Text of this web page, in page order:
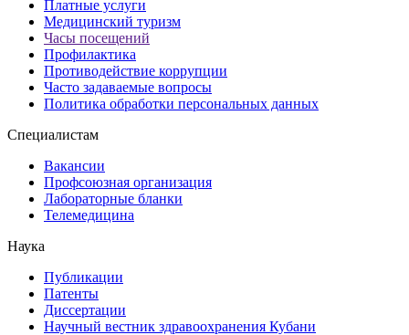
Платные услуги
Медицинский туризм
Часы посещений
Профилактика
Противодействие коррупции
Часто задаваемые вопросы
Политика обработки персональных данных
Специалистам
Вакансии
Профсоюзная организация
Лабораторные бланки
Телемедицина
Наука
Публикации
Патенты
Диссертации
Научный вестник здравоохранения Кубани